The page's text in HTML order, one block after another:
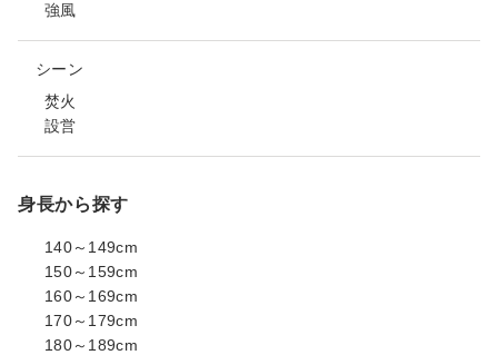
強風
シーン
焚火
設営
身長から探す
140～149cm
150～159cm
160～169cm
170～179cm
180～189cm